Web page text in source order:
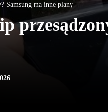
Samsung ma inne plany